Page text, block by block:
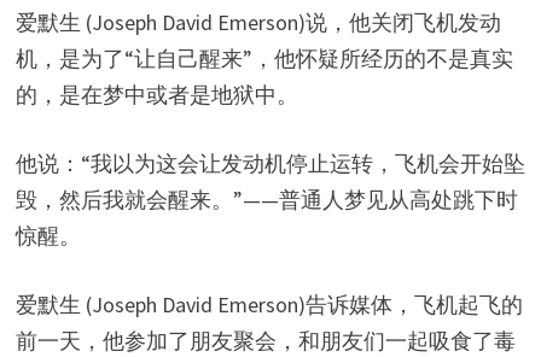
爱默生 (Joseph David Emerson)说，他关闭飞机发动
机，是为了“让自己醒来”，他怀疑所经历的不是真实
的，是在梦中或者是地狱中。
他说：“我以为这会让发动机停止运转，飞机会开始坠
毁，然后我就会醒来。”——普通人梦见从高处跳下时
惊醒。
爱默生 (Joseph David Emerson)告诉媒体，飞机起飞的
前一天，他参加了朋友聚会，和朋友们一起吸食了毒